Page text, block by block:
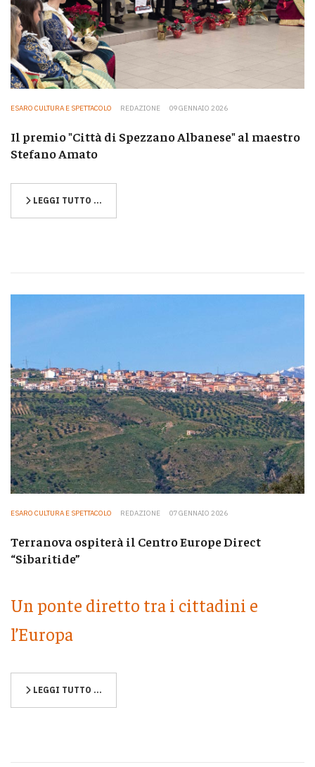
ESARO CULTURA E SPETTACOLO REDAZIONE 09 GENNAIO 2026
Il premio "Città di Spezzano Albanese" al maestro
Stefano Amato
LEGGI TUTTO …
ESARO CULTURA E SPETTACOLO REDAZIONE 07 GENNAIO 2026
Terranova ospiterà il Centro Europe Direct
“Sibaritide”
Un ponte diretto tra i cittadini e
l’Europa
LEGGI TUTTO …